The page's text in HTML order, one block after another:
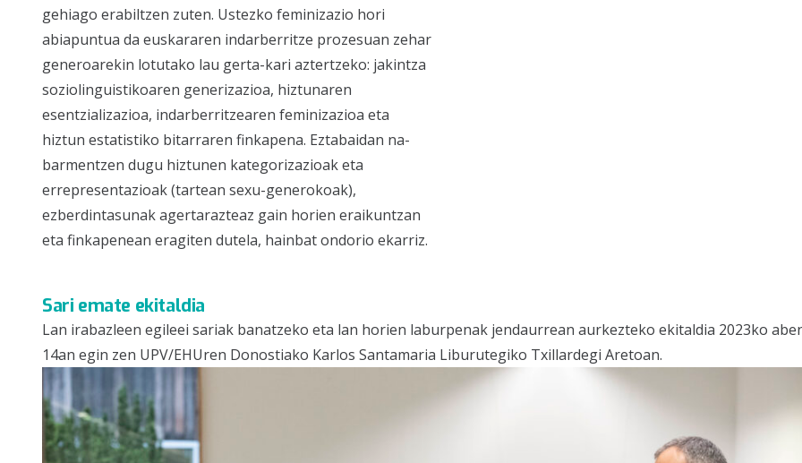
gehiago erabiltzen zuten. Ustezko feminizazio hori
abiapuntua da euskararen indarberritze prozesuan zehar
generoarekin lotutako lau gerta-kari aztertzeko: jakintza
soziolinguistikoaren generizazioa, hiztunaren
esentzializazioa, indarberritzearen feminizazioa eta
hiztun estatistiko bitarraren finkapena. Eztabaidan na-
barmentzen dugu hiztunen kategorizazioak eta
errepresentazioak (tartean sexu-generokoak),
ezberdintasunak agertarazteaz gain horien eraikuntzan
eta finkapenean eragiten dutela, hainbat ondorio ekarriz.
Sari emate ekitaldia
Lan irabazleen egileei sariak banatzeko eta lan horien laburpenak jendaurrean aurkezteko ekitaldia 2023ko
14an egin zen UPV/EHUren Donostiako Karlos Santamaria Liburutegiko Txillardegi Aretoan.